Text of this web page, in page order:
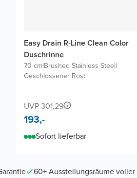
Easy Drain R-Line Clean Color
Duschrinne
70 cm|Brushed Stainless Steel|
Geschlossener Rost
UVP 301,29
193,-
Sofort lieferbar
60+ Ausstellungsräume